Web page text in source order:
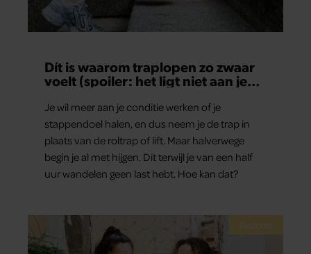
Dít is waarom traplopen zo zwaar
voelt (spoiler: het ligt niet aan je
Je wil meer aan je conditie werken of je
stappendoel halen, en dus neem je de trap in
plaats van de roltrap of lift. Maar halverwege
begin je al met hijgen. Dit terwijl je van een half
uur wandelen geen last hebt. Hoe kan dat?
Gezond